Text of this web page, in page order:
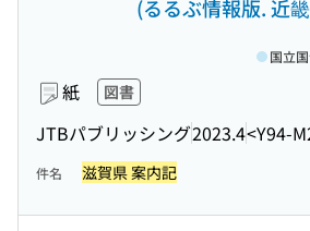
(るるぶ情報版. 近
紙 図書
JTBパブリッシング2023.4<Y94-
国立
件名 滋賀県 案内記